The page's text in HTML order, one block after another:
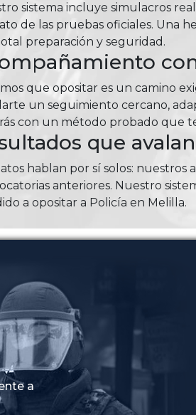
sistema incluye simulacros
de las pruebas oficiales. Una
preparación y seguridad.
que opositar es un camino
un seguimiento cercano,
con un método probado que
que
hablan por sí solos:
anteriores. Nuestro
a opositar a Policía en Melilla.
a